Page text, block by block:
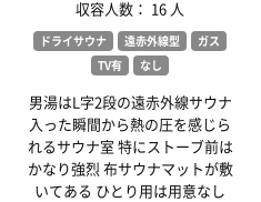
収容人数： 16 人
ドライサウナ 遠赤外線型
ガス
TV有
なし
男湯はL字2段の遠赤外線サウナ
入った瞬間から熱の圧を感じら
れるサウナ室 特にストーブ前は
かなり強烈 布サウナマットが敷
いてある ひとり用は用意なし